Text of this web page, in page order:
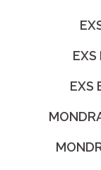
EXS
EXS